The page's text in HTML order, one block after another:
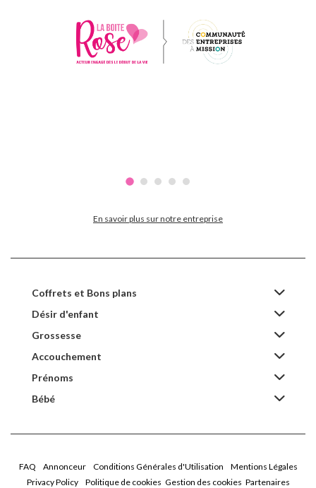
En savoir plus sur notre entreprise
Coffrets et Bons plans
Désir d'enfant
Grossesse
Accouchement
Prénoms
Bébé
FAQ Annonceur Conditions Générales d'Utilisation
Mentions Légales
Privacy Policy
Politique de cookies Gestion des cookies Partenaires